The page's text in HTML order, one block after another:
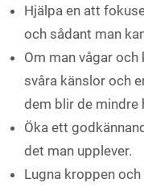
Hjälpa en att
och sådant man
Om man vågar
svåra känslor och
dem blir de mindre
Öka ett
det man upplever.
Lugna kroppen och